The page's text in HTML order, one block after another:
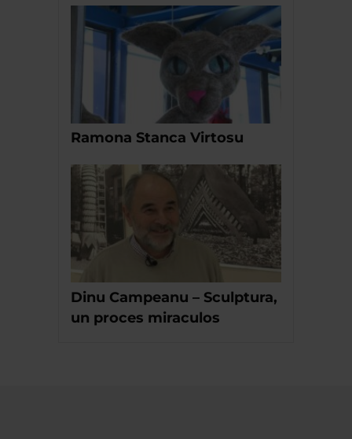
Ramona Stanca Virtosu
Dinu Campeanu – Sculptura,
un proces miraculos